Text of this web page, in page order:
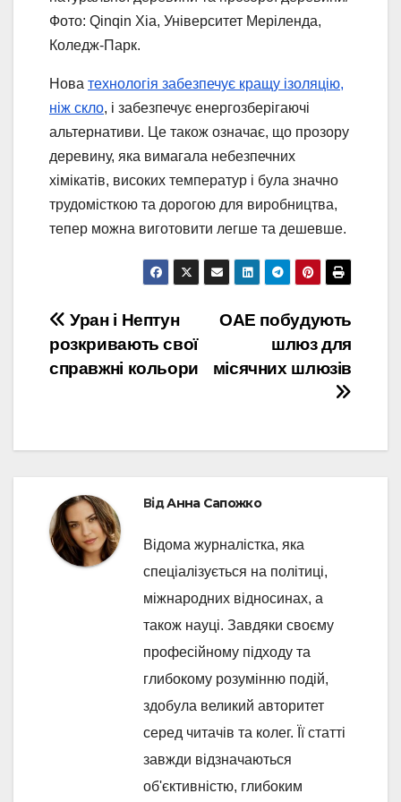
Фото: Qinqin Xia, Університет Меріленда,
Коледж-Парк.
Нова технологія забезпечує кращу ізоляцію,
ніж скло, і забезпечує енергозберігаючі
альтернативи. Це також означає, що прозору
деревину, яка вимагала небезпечних
хімікатів, високих температур і була значно
трудомісткою та дорогою для виробництва,
тепер можна виготовити легше та дешевше.
Навігація
записів
ОАЕ побудують
шлюз для
місячних шлюзів
Уран і Нептун
розкривають свої
справжні кольори
ВідАнна Сапожко
Відома журналістка, яка
спеціалізується на політиці,
міжнародних відносинах, а
також науці. Завдяки своєму
професійному підходу та
глибокому розумінню подій,
здобула великий авторитет
серед читачів та колег. Її статті
завжди відзначаються
об'єктивністю, глибоким